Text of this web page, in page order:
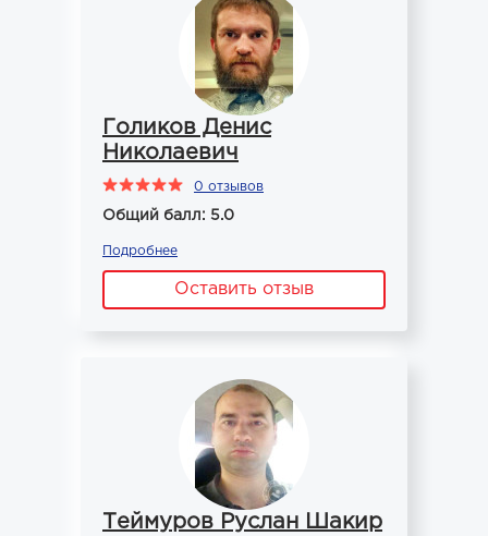
Голиков Денис
Николаевич
0 отзывов
Общий балл: 5.0
Подробнее
Оставить отзыв
Теймуров Руслан Шакир